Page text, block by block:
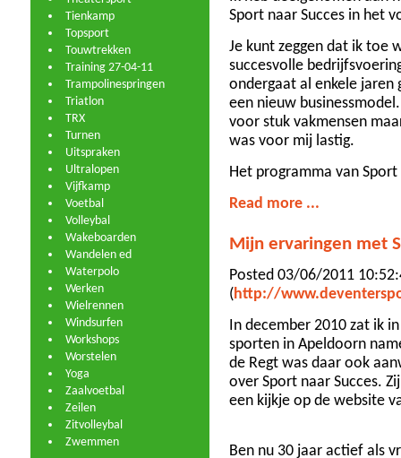
Tienkamp
Topsport
Touwtrekken
Training 27-04-11
Trampolinespringen
Triatlon
TRX
Turnen
Uitspraken
Ultralopen
Vijfkamp
Voetbal
Volleybal
Wakeboarden
Wandelen ed
Waterpolo
Werken
Wielrennen
Windsurfen
Workshops
Worstelen
Yoga
Zaalvoetbal
Zeilen
Zitvolleybal
Zwemmen
Sport naar Succes in het
Je kunt zeggen dat ik toe
succesvolle
ondergaat al enkele jaren
een nieuw
voor stuk vakmensen
was voor mij lastig.
Het programma van Sport
Read more ...
Mijn ervaringen met
Posted 03/06/2011
( http://
In december 2010 zat ik
sporten in Apeldoorn
de Regt was daar ook
over Sport naar Succes.
een kijkje op de website
Ben nu 30 jaar actief als